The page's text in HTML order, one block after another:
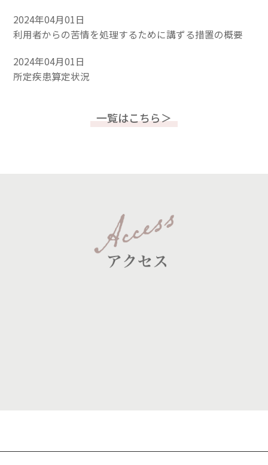
2024年04月01日
利用者からの苦情を処理するために講ずる措置の概要
2024年04月01日
所定疾患算定状況
一覧はこちら＞